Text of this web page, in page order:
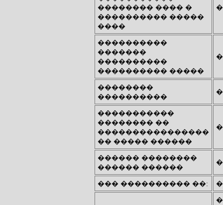
�������� ���� �
���������� �����
����
����������
�������
����������
���������� �����
��������
����������
�����������
�������� ��
����������������
�� ����� ������
������ ��������
������ ������
��� ���������� ��: